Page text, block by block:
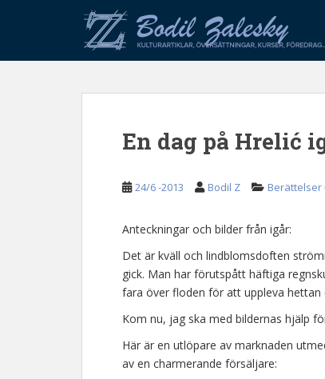
p
En dag på Hrelić
24/6 -2013 Bodil Z Berättelser
Anteckningar och bilder från igår:
Det är kväll och lindblomsdoften
gick. Man har förutspått häftiga
fara över floden för att uppleva hettan
Kom nu, jag ska med bildernas hjälp
Här är en utlöpare av marknaden
av en charmerande försäljare: